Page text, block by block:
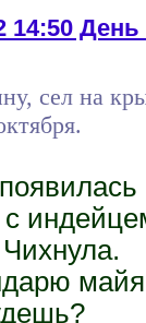
14:50 День
сел на
с